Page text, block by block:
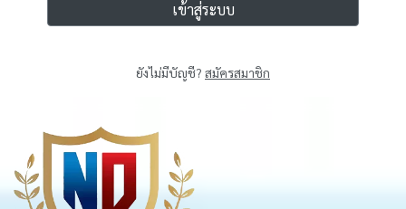
เข้าสู่ระบบ
ยังไม่มีบัญชี? สมัครสมาชิก